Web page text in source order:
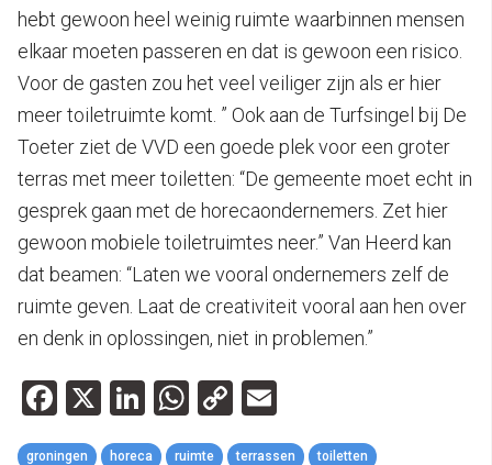
hebt gewoon heel weinig ruimte waarbinnen mensen
elkaar moeten passeren en dat is gewoon een risico.
Voor de gasten zou het veel veiliger zijn als er hier
meer toiletruimte komt. ” Ook aan de Turfsingel bij De
Toeter ziet de VVD een goede plek voor een groter
terras met meer toiletten: “De gemeente moet echt in
gesprek gaan met de horecaondernemers. Zet hier
gewoon mobiele toiletruimtes neer.” Van Heerd kan
dat beamen: “Laten we vooral ondernemers zelf de
ruimte geven. Laat de creativiteit vooral aan hen over
en denk in oplossingen, niet in problemen.”
Facebook
X LinkedIn
WhatsApp
Copy
Link
groningen horeca ruimte terrassen toiletten